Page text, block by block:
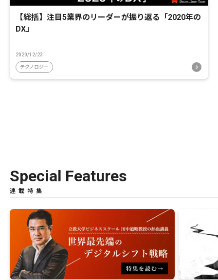
【総括】注目5業界のリーダーが振り返る「2020年の
DX」
2020/12/23
テクノロジー
Special Features
連載特集